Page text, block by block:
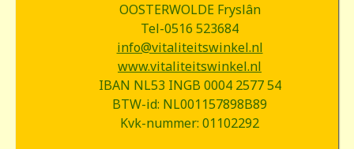
OOSTERWOLDE Fryslân
Tel-0516 523684
info@vitaliteitswinkel.nl
www.vitaliteitswinkel.nl
IBAN NL53 INGB 0004 2577 54
BTW-id: NL001157898B89
Kvk-nummer: 01102292